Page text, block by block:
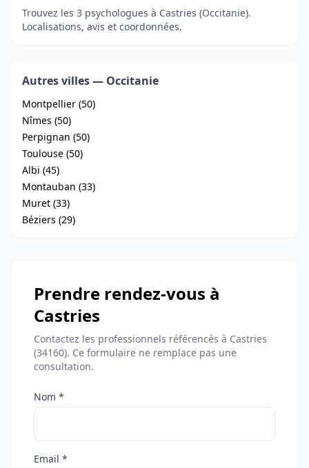
Trouvez les 3 psychologues à Castries (Occitanie).
Localisations, avis et coordonnées.
Autres villes — Occitanie
Montpellier (50)
Nîmes (50)
Perpignan (50)
Toulouse (50)
Albi (45)
Montauban (33)
Muret (33)
Béziers (29)
Prendre rendez-vous à
Castries
Contactez les professionnels référencés à Castries
(34160). Ce formulaire ne remplace pas une
consultation.
Nom *
Email *